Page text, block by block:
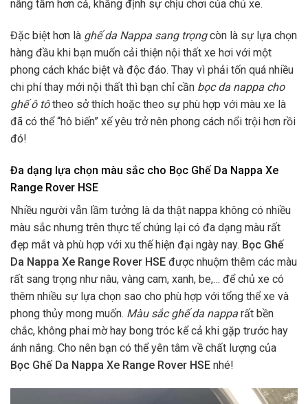
nâng tầm hơn cả, khẳng định sự chịu chơi của chủ xe.
Đặc biệt hơn là ghế da Nappa sang trọngcòn là sự lựa chọn
hàng đầu khi bạn muốn cải thiện nội thất xe hơi với một
phong cách khác biệt và độc đáo. Thay vì phải tốn quá nhiều
chi phí thay mới nội thất thì bạn chỉ cần bọc da nappa cho
ghế ô tôtheo sở thích hoặc theo sự phù hợp với màu xe là
đã có thể “hô biến” xế yêu trở nên phong cách nổi trội hơn rồi
đó!
Đa dạng lựa chọn màu sắc cho Bọc Ghế Da Nappa Xe
Range Rover HSE
Nhiều người vẫn lầm tưởng là da thật nappa không có nhiều
màu sắc nhưng trên thực tế chúng lại có đa dạng màu rất
đẹp mắt và phù hợp với xu thế hiện đại ngày nay. Bọc Ghế
Da Nappa Xe Range Rover HSE được nhuộm thêm các màu
rất sang trọng như nâu, vàng cam, xanh, be,… để chủ xe có
thêm nhiều sự lựa chọn sao cho phù hợp với tổng thể xe và
phong thủy mong muốn. Màu sắc ghế da nappa rất bền
chắc, không phai mờ hay bong tróc kể cả khi gặp trước hay
ánh nắng. Cho nên bạn có thể yên tâm về chất lượng của
Bọc Ghế Da Nappa Xe Range Rover HSE nhé!